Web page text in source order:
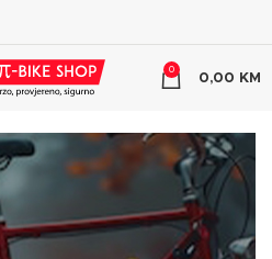
0
0,00 KM